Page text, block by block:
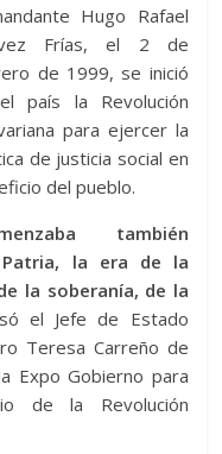
Hugo Rafael
Frías, el 2 de
de 1999, se inició
país la Revolución
para ejercer la
de justicia social en
del pueblo.
también
la era de la
la soberanía, de la
el Jefe de Estado
Teresa Carreño de
Expo Gobierno para
de la Revolución